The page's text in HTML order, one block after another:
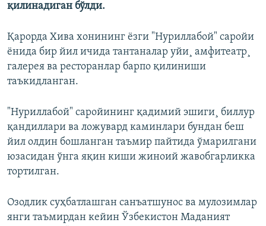
қилинадиган бўлди.
Қарорда Хива хонининг ëзги "Нуриллабой" саройи
ëнида бир йил ичида тантаналар уйи¸ амфитеатр¸
галерея ва ресторанлар барпо қилиниши
таъкидланган.
"Нуриллабой" саройининг қадимий эшиги¸ биллур
қандиллари ва ложувард каминлари бундан беш
йил олдин бошланган таъмир пайтида ўмарилгани
юзасидан ўнга яқин киши жиноий жавобгарликка
тортилган.
Озодлик суҳбатлашган санъатшунос ва мулозимлар
янги таъмирдан кейин Ўзбекистон Маданият